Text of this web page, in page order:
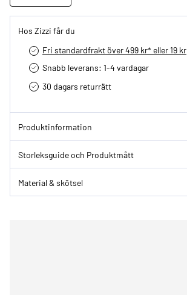
Hos Zizzi får du
Fri standardfrakt över 499 kr* eller 19 kr
Snabb leverans: 1-4 vardagar
30 dagars returrätt­
Produktinformation
Storleksguide och Produktmått
Material & skötsel